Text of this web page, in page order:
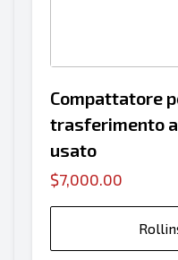
Compattatore
trasferimento
usato
$7,000.00